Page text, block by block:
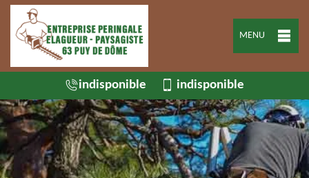
MENU
indisponible indisponible